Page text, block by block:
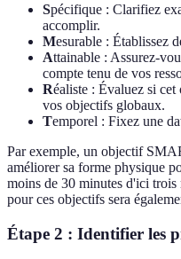
Spécifique : Clarifiez
accomplir.
Mesurable : Établissez
Attainable : Assurez-
compte tenu de vos
Réaliste : Évaluez si
vos objectifs globaux.
Temporel : Fixez une
Par exemple, un objectif
améliorer sa forme physique
moins de 30 minutes d'ici
pour ces objectifs sera
Étape 2 : Identifier les